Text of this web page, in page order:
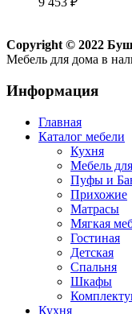
Copyright © 2022
Мебель для дома в
Информация
Главная
Каталог мебели
Кухня
Мебель
Пуфы и
Прихожие
Матрасы
Мягкая
Гостиная
Детская
Спальня
Шкафы
Кухня